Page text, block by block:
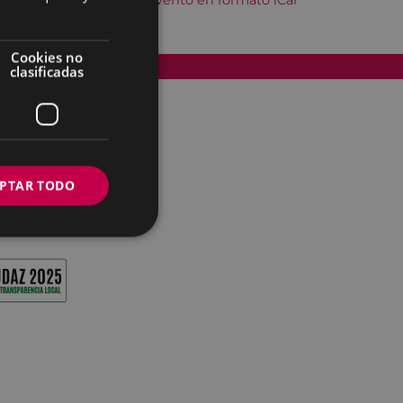
Accesibilidad
Cookies no
clasificadas
TODO